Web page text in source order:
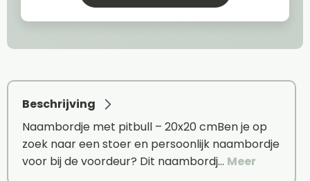
Beschrijving
Naambordje met pitbull – 20x20 cmBen je op
zoek naar een stoer en persoonlijk naambordje
voor bij de voordeur? Dit naambordj… Meer